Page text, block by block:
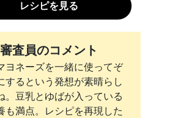
レシピを見る
審査員のコメント
ヨネーズを一緒に使ってぞ
するという発想が素晴らし
。豆乳とゆばが入っている
も満点。レシピを再現した